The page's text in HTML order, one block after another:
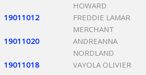
HOWARD
19011012
FREDDIE LAMAR
MERCHANT
19011020
ANDREANNA
NORDLAND
19011018 VAYOLA OLIVIER